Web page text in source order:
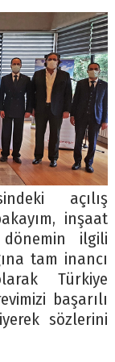
açılış
inşaat
ilgili
tam inancı
Türkiye
başarılı
sözlerini